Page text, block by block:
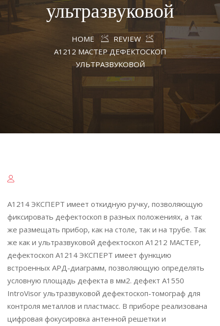
ультразвуковой
HOME
REVIEW
А1212 МАСТЕР ДЕФЕКТОСКОП
УЛЬТРАЗВУКОВОЙ
А1214 ЭКСПЕРТ имеет откидную ручку, позволяющую
фиксировать дефектоскоп в разных положениях, а так
же размещать прибор, как на столе, так и на трубе. Так
же как и ультразвуковой дефектоскоп А1212 МАСТЕР,
дефектоскоп А1214 ЭКСПЕРТ имеет функцию
встроенных АРД-диаграмм, позволяющую определять
условную площадь дефекта в мм2. дефект А1550
IntroVisor ультразвуковой дефектоскоп-томограф для
контроля металлов и пластмасс. В приборе реализована
цифровая фокусировка антенной решетки и